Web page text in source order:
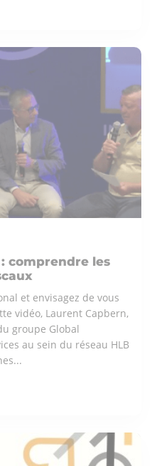
comprendre les
et envisagez de vous
vidéo, Laurent Capbern,
groupe Global
au sein du réseau HLB